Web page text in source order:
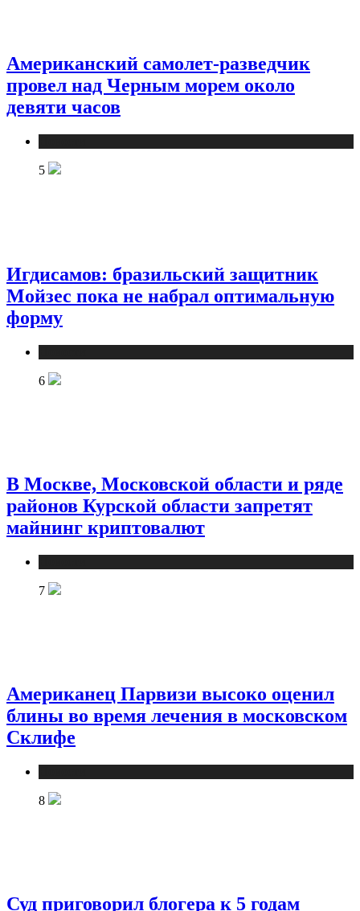
Американский самолет-разведчик
провел над Черным морем около
девяти часов
5
Игдисамов: бразильский защитник
Мойзес пока не набрал оптимальную
форму
6
В Москве, Московской области и ряде
районов Курской области запретят
майнинг криптовалют
7
Американец Парвизи высоко оценил
блины во время лечения в московском
Склифе
8
Суд приговорил блогера к 5 годам